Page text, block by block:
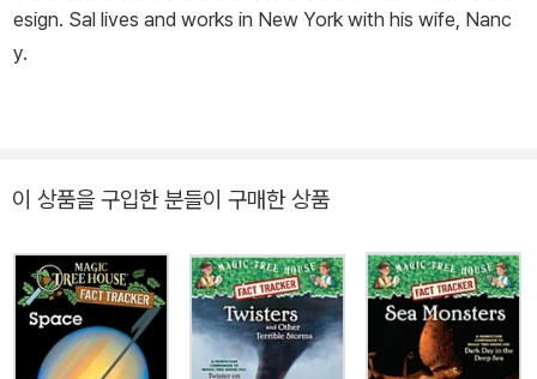
esign. Sal lives and works in New York with his wife, Nanc
y.
이 상품을 구입한 분들이 구매한 상품